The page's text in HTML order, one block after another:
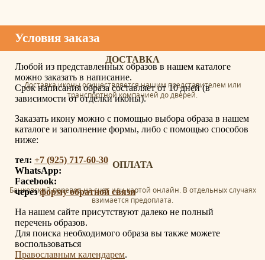
ДОСТАВКА
Доставка иконы осуществляется нашим представителем или
транспортной компанией до дверей.
ОПЛАТА
Банковский перевод на счет или картой онлайн. В отдельных случаях
взимается предоплата.
Условия заказа
Любой из представленных образов в нашем каталоге
можно заказать в написание.
Срок написания образа составляет от 10 дней (в
зависимости от отделки иконы).
Заказать икону можно с помощью выбора образа в нашем
каталоге и заполнение формы, либо с помощью способов
ниже:
тел: +7 (925) 717-60-30
WhatsApp:
Facebook:
черезформу обратной связи
На нашем сайте присутствуют далеко не полный
перечень образов.
Для поиска необходимого образа вы также можете
воспользоваться
Православным календарем.